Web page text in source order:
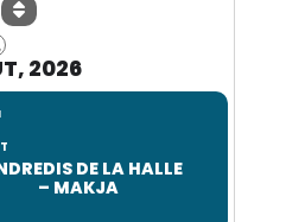
2026
DE LA HALLE
– MAKJA